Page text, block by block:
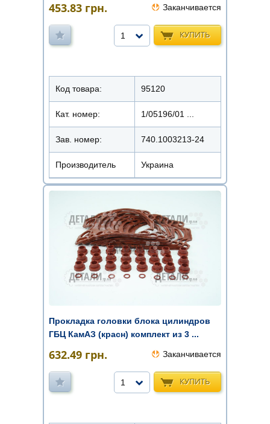
453.83 грн. Заканчивается
КУПИТЬ
1
Код товара: 95120
Кат. номер: 1/05196/01 ...
Зав. номер: 740.1003213-24
Производитель Украина
Прокладка головки блока цилиндров
ГБЦ КамАЗ (красн) комплект из 3 ...
632.49 грн. Заканчивается
КУПИТЬ
1